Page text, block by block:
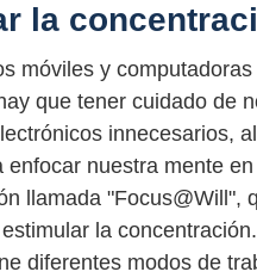
la
móviles y
que tener cuidado de
innecesarios,
nuestra mente
llamada "Focus@Will",
la
diferentes modos de